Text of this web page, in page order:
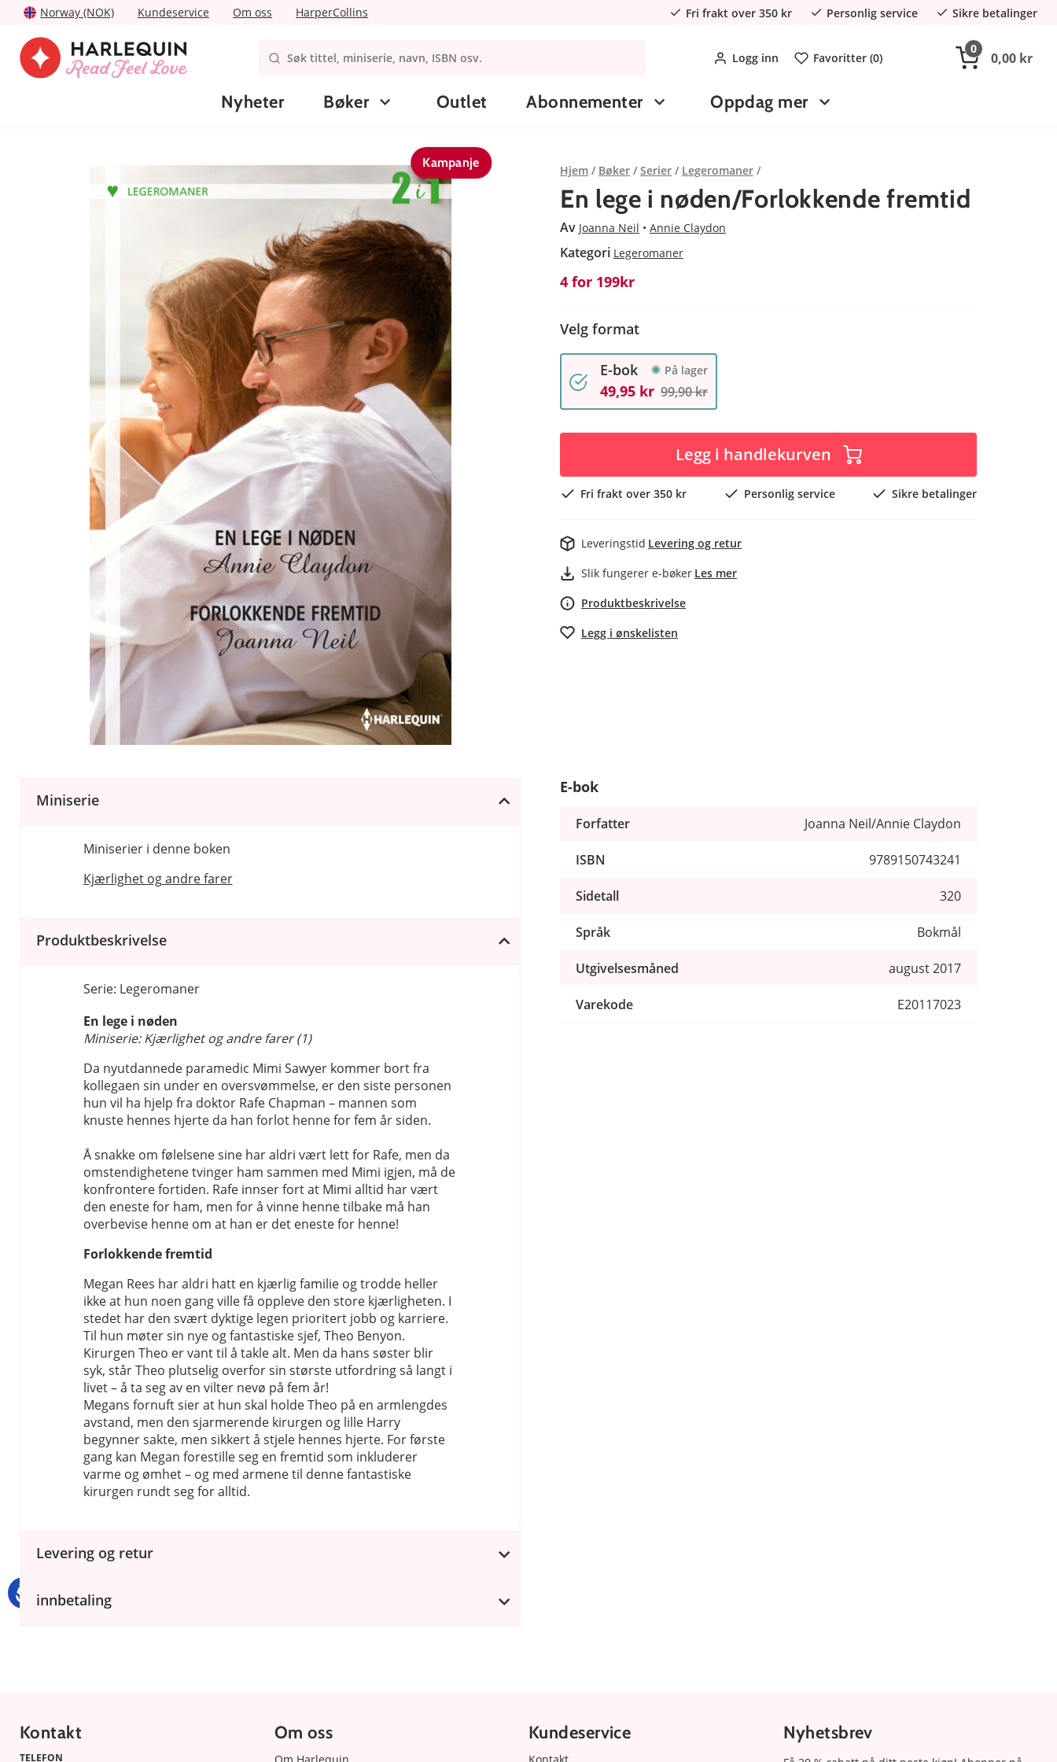
Norway (NOK) Kundeservice Om oss HarperCollins Fri frakt over 350 kr Personlig service Sikre betalinger
Logg inn Favoritter (0)
0
0,00 kr
Nyheter Bøker Outlet Abonnementer Oppdag mer
Kampanje
Hjem Bøker Serier Legeromaner
En lege i nøden/Forlokkende fremtid
Av Joanna Neil Annie Claydon
Kategori Legeromaner
4 for 199kr
Velg format
E-bok På lager
49,95 kr 99,90 kr
Legg i handlekurven
Fri frakt over 350 kr Personlig service Sikre betalinger
Leveringstid Levering og retur
Slik fungerer e-bøker Les mer
Produktbeskrivelse
Legg i ønskelisten
Miniserie
Miniserier i denne boken
Kjærlighet og andre farer
Produktbeskrivelse
Serie: Legeromaner
En lege i nøden
Miniserie: Kjærlighet og andre farer (1)
Da nyutdannede paramedic Mimi Sawyer kommer bort fra
kollegaen sin under en oversvømmelse, er den siste personen
hun vil ha hjelp fra doktor Rafe Chapman – mannen som
knuste hennes hjerte da han forlot henne for fem år siden.
Å snakke om følelsene sine har aldri vært lett for Rafe, men da
omstendighetene tvinger ham sammen med Mimi igjen, må de
konfrontere fortiden. Rafe innser fort at Mimi alltid har vært
den eneste for ham, men for å vinne henne tilbake må han
overbevise henne om at han er det eneste for henne!
Forlokkende fremtid
Megan Rees har aldri hatt en kjærlig familie og trodde heller
ikke at hun noen gang ville få oppleve den store kjærligheten. I
stedet har den svært dyktige legen prioritert jobb og karriere.
Til hun møter sin nye og fantastiske sjef, Theo Benyon.
Kirurgen Theo er vant til å takle alt. Men da hans søster blir
syk, står Theo plutselig overfor sin største utfordring så langt i
livet – å ta seg av en vilter nevø på fem år!
Megans fornuft sier at hun skal holde Theo på en armlengdes
avstand, men den sjarmerende kirurgen og lille Harry
begynner sakte, men sikkert å stjele hennes hjerte. For første
gang kan Megan forestille seg en fremtid som inkluderer
varme og ømhet – og med armene til denne fantastiske
kirurgen rundt seg for alltid.
Levering og retur
innbetaling
E-bok
Forfatter Joanna Neil/Annie Claydon
ISBN 9789150743241
Sidetall 320
Språk Bokmål
Utgivelsesmåned august 2017
Varekode E20117023
Kontakt
TELEFON
Om oss Kundeservice Nyhetsbrev